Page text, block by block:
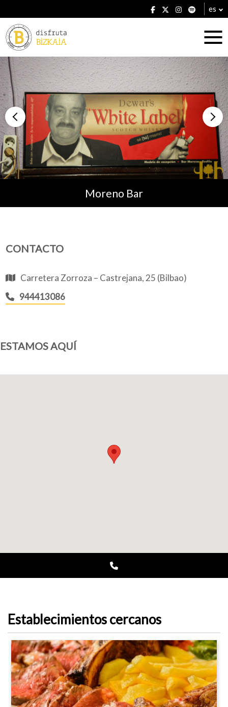
es
Alojamientos
Restaurantes
Planes
Añade tu negocio
Moreno Bar
CONTACTO
Carretera Zorroza – Castrejana, 25 (Bilbao)
944413086
ESTAMOS AQUÍ
Establecimientos cercanos